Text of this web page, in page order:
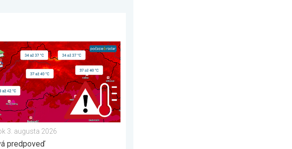
. . sobota 23. mája 2026
3 dni v histórii Slovenska. 3-dňová predpoveď. . . pondelok 3. augusta 2026
3. augusta 2026
predpoveď